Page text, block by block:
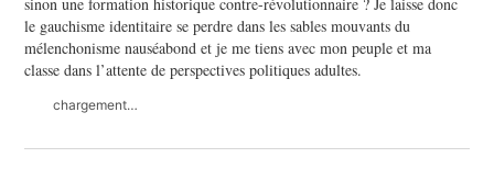
le gauchisme identitaire se perdre dans les sables mouvants du
mélenchonisme nauséabond et je me tiens avec mon peuple et ma
classe dans l’attente de perspectives politiques adultes.
chargement…